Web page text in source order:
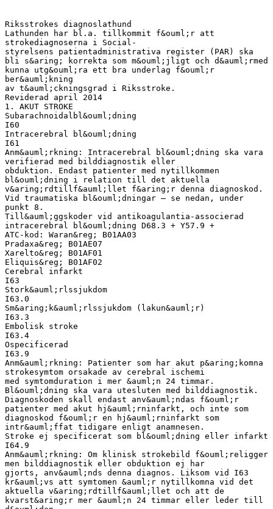
Riksstrokes diagnoslathund
Lathunden har bl.a. tillkommit f&ouml;r att
strokediagnoserna i Social-
styrelsens patientadministrativa register (PAR) ska
bli s&aring; korrekta som m&ouml;jligt och d&auml;rmed
kunna utg&ouml;ra ett bra underlag f&ouml;r
ber&auml;kning
av t&auml;ckningsgrad i Riksstroke.
Reviderad april 2014
1. AKUT STROKE
Subarachnoidalbl&ouml;dning
I60
Intracerebral bl&ouml;dning
I61
Anm&auml;rkning: Intracerebral bl&ouml;dning ska vara
verifierad med bilddiagnostik eller
obduktion. Endast patienter med nytillkommen
bl&ouml;dning i relation till det aktuella
v&aring;rdtillf&auml;llet f&aring;r denna diagnoskod.
Vid traumatiska bl&ouml;dningar – se nedan, under
punkt 8.
Till&auml;ggskoder vid antikoagulantia-associerad
intracerebral bl&ouml;dning D68.3 + Y57.9 +
ATC-kod: Waran&reg; B01AA03
Pradaxa&reg; B01AE07
Xarelto&reg; B01AF01
Eliquis&reg; B01AF02
Cerebral infarkt
I63
Stork&auml;rlssjukdom
I63.0
Sm&aring;k&auml;rlssjukdom (lakun&auml;r)
I63.3
Embolisk stroke
I63.4
Ospecificerad
I63.9
Anm&auml;rkning: Patienter som har akut p&aring;komna
strokesymtom orsakade av cerebral ischemi
med symtomduration i mer &auml;n 24 timmar.
Bl&ouml;dning ska vara utesluten med bilddiagnostik.
Diagnoskoden skall endast anv&auml;ndas f&ouml;r
patienter med akut hj&auml;rninfarkt, och inte som
diagnoskod f&ouml;r en hj&auml;rninfarkt som
intr&auml;ffat tidigare enligt anamnesen.
Stroke ej specificerat som bl&ouml;dning eller infarkt
I64.9
Anm&auml;rkning: Om klinisk strokebild f&ouml;religger
men bilddiagnostik eller obduktion ej har
gjorts, anv&auml;nds denna diagnos. Liksom vid I63
kr&auml;vs att symtomen &auml;r nytillkomna vid det
aktuella v&aring;rdtillf&auml;llet och att de
kvarst&aring;r mer &auml;n 24 timmar eller leder till